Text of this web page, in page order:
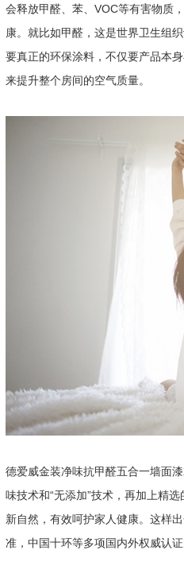
会释放甲醛、苯、VOC等有害物质
康。就比如甲醛，这是世界卫生组
要真正的环保涂料，不仅要产品本
来提升整个房间的空气质量。
德爱威金装净味抗甲醛五合一墙面
味技术和“无添加”技术，再加上精
新自然，有效呵护家人健康。这样
准，中国十环等多项国内外权威认